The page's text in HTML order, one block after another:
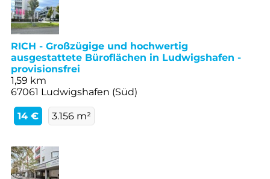
RICH - Großzügige und hochwertig
ausgestattete Büroflächen in Ludwigshafen -
provisionsfrei
1,59 km
67061 Ludwigshafen (Süd)
14 € 3.156 m²